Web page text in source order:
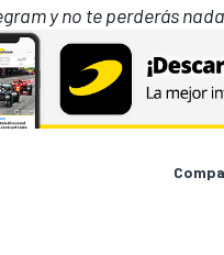
y no te perderás